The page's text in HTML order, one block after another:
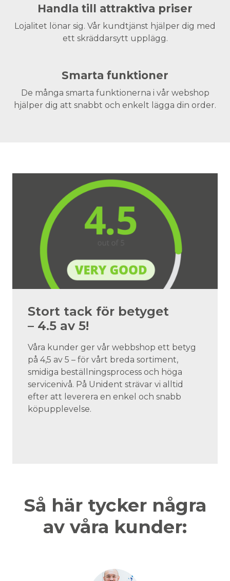
Handla till attraktiva priser
Lojalitet lönar sig. Vår kundtjänst hjälper dig med
ett skräddarsytt upplägg.
Smarta funktioner
De många smarta funktionerna i vår webshop
hjälper dig att snabbt och enkelt lägga din order.
Stort tack för betyget
– 4.5 av 5!
Våra kunder ger vår webbshop ett betyg
på 4,5 av 5 – för vårt breda sortiment,
smidiga beställningsprocess och höga
servicenivå. På Unident strävar vi alltid
efter att leverera en enkel och snabb
köpupplevelse.
Så här tycker några
av våra kunder: